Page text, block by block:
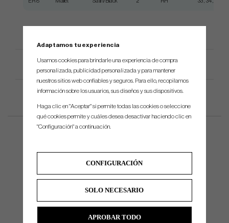
Especificación del producto
Adaptamos tu experiencia
Usamos cookies para brindarle una experiencia de compra
personalizada, publicidad personalizada y para mantener
nuestros sitios web confiables y seguros. Para ello, recopilamos
información sobre los usuarios, sus diseños y sus dispositivos.
Haga clic en "Aceptar" si permite todas las cookies o seleccione
qué cookies permite y cuáles desea desactivar haciendo clic en
"Configuración" a continuación.
CONFIGURACIÓN
SOLO NECESARIO
APROBAR TODO